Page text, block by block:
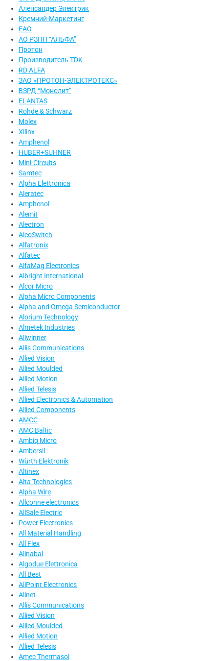
Аленсандер Электрик
Кремний-Маркетинг
EAO
АО РЗПП “АЛЬФА”
Протон
Производитель TDK
RD ALFA
ЗАО «ПРОТОН-ЭЛЕКТРОТЕКС»
ВЗРД “Монолит”
ELANTAS
Rohde & Schwarz
Molex
Xilinx
Amphenol
HUBER+SUHNER
Mini-Circuits
Samtec
Alpha Elettronica
Aleratec
Amphenol
Alemit
Alectron
AlcoSwitch
Alfatronix
Alfatec
AlfaMag Electronics
Albright International
Alcor Micro
Alpha Micro Components
Alpha and Omega Semiconductor
Alorium Technology
Almetek Industries
Allwinner
Allis Communications
Allied Vision
Allied Moulded
Allied Motion
Allied Telesis
Allied Electronics & Automation
Allied Components
AMCC
AMC Baltic
Ambiq Micro
Ambersil
Würth Elektronik
Altinex
Alta Technologies
Alpha Wire
Allconne electronics
AllSale Electric
Power Electronics
All Material Handling
All Flex
Alinabal
Algodue Elettronica
All Best
AllPoint Electronics
Allnet
Allis Communications
Allied Vision
Allied Moulded
Allied Motion
Allied Telesis
Amec Thermasol